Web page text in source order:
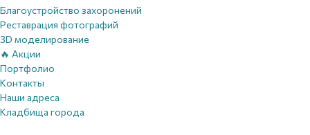
Благоустройство захоронений
Реставрация фотографий
3D моделирование
🔥 Акции
Портфолио
Контакты
Наши адреса
Кладбища города